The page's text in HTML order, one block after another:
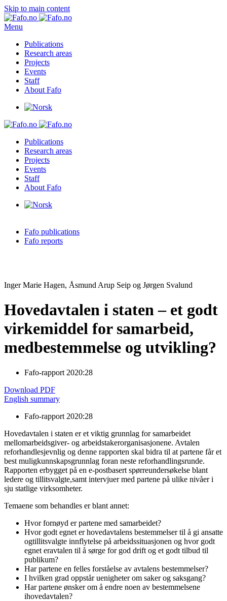
Skip to main content
Menu
Publications
Research areas
Projects
Events
Staff
About Fafo
Publications
Research areas
Projects
Events
Staff
About Fafo
Fafo publications
Fafo reports
Inger Marie Hagen, Åsmund Arup Seip og Jørgen Svalund
Hovedavtalen i staten – et godt
virkemiddel for samarbeid,
medbestemmelse og utvikling?
Fafo-rapport 2020:28
Download PDF
English summary
Fafo-rapport 2020:28
Hovedavtalen i staten er et viktig grunnlag for samarbeidet
mellomarbeidsgiver- og arbeidstakerorganisasjonene. Avtalen
reforhandlesjevnlig og denne rapporten skal bidra til at partene får et
best muligkunnskapsgrunnlag foran neste reforhandlingsrunde.
Rapporten erbygget på en e-postbasert spørreundersøkelse blant
ledere og tillitsvalgte,samt intervjuer med partene på ulike nivåer i
sju statlige virksomheter.
Temaene som behandles er blant annet:
Hvor fornøyd er partene med samarbeidet?
Hvor godt egnet er hovedavtalens bestemmelser til å gi ansatte
ogtillitsvalgte innflytelse på arbeidssituasjonen og hvor godt
egnet eravtalen til å sørge for god drift og et godt tilbud til
publikum?
Har partene en felles forståelse av avtalens bestemmelser?
I hvilken grad oppstår uenigheter om saker og saksgang?
Har partene ønsker om å endre noen av bestemmelsene
ihovedavtalen?